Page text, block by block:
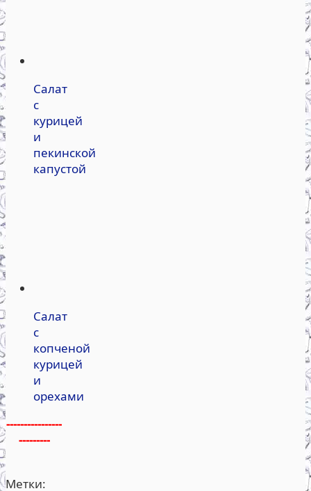
Салат
с
курицей
и
пекинской
капустой
Салат
с
копченой
курицей
и
орехами
----------------
---------
Метки: